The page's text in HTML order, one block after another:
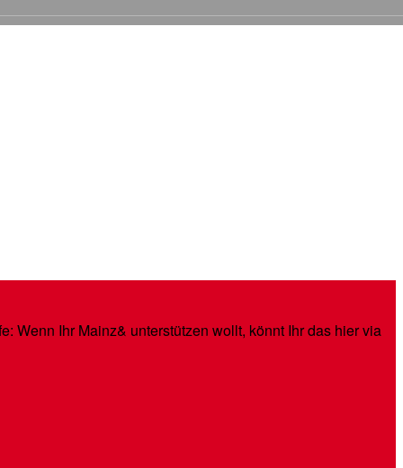
Wenn Ihr Mainz& unterstützen wollt, könnt Ihr das hier via